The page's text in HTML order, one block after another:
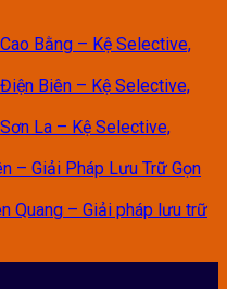
Bằng – Kệ Selective,
Biên – Kệ Selective,
La – Kệ Selective,
– Giải Pháp Lưu Trữ Gọn
Quang – Giải pháp lưu trữ